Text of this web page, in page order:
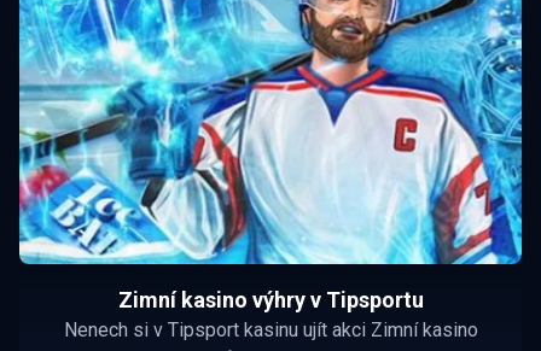
Zimní kasino výhry v Tipsportu
Nenech si v Tipsport kasinu ujít akci Zimní kasino